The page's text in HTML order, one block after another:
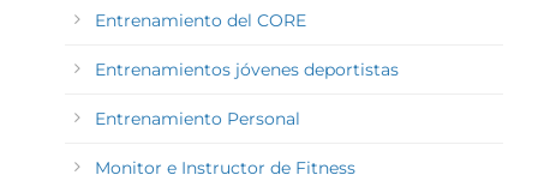
Entrenamiento del CORE
Entrenamientos jóvenes deportistas
Entrenamiento Personal
Monitor e Instructor de Fitness